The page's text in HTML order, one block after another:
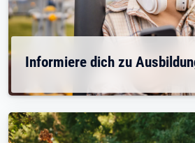
Informiere dich zu